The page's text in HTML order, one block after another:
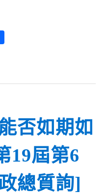
否如期如
19屆第6
總質詢]